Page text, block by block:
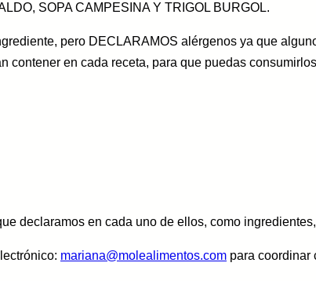
SOPA CAMPESINA Y TRIGOL BURGOL.
pero DECLARAMOS alérgenos ya que
contener en cada receta, para que puedas
declaramos en cada uno de ellos, como
mariana@molealimentos.com para coordinar